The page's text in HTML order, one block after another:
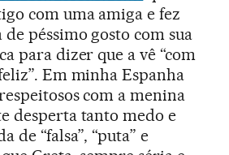
com uma amiga e fez
péssimo gosto com sua
para dizer que a vê “com
Em minha Espanha
com a menina
desperta tanto medo e
de “falsa”, “puta” e